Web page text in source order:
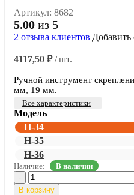
Артикул: 8682
5.00 из 5
2 отзыва клиентов|Добавить
4117,50 ₽ / шт.
Ручной инструмент
мм, 19 мм.
Все характеристики
Модель
H-34
H-35
H-36
Наличие:
В наличии
-
В корзину